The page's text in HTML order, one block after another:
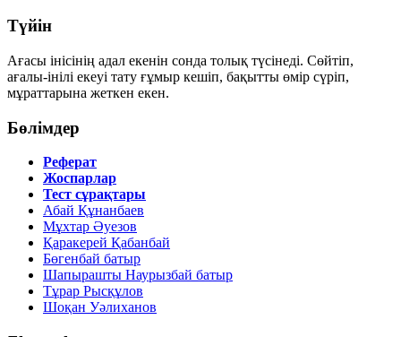
Түйін
Ағасы інісінің адал екенін сонда толық түсінеді. Сөйтіп,
ағалы-інілі екеуі тату ғұмыр кешіп, бақытты өмір сүріп,
мұраттарына жеткен екен.
Бөлімдер
Реферат
Жоспарлар
Тест сұрақтары
Абай Құнанбаев
Мұхтар Әуезов
Қаракерей Қабанбай
Бөгенбай батыр
Шапырашты Наурызбай батыр
Тұрар Рысқұлов
Шоқан Уәлиханов